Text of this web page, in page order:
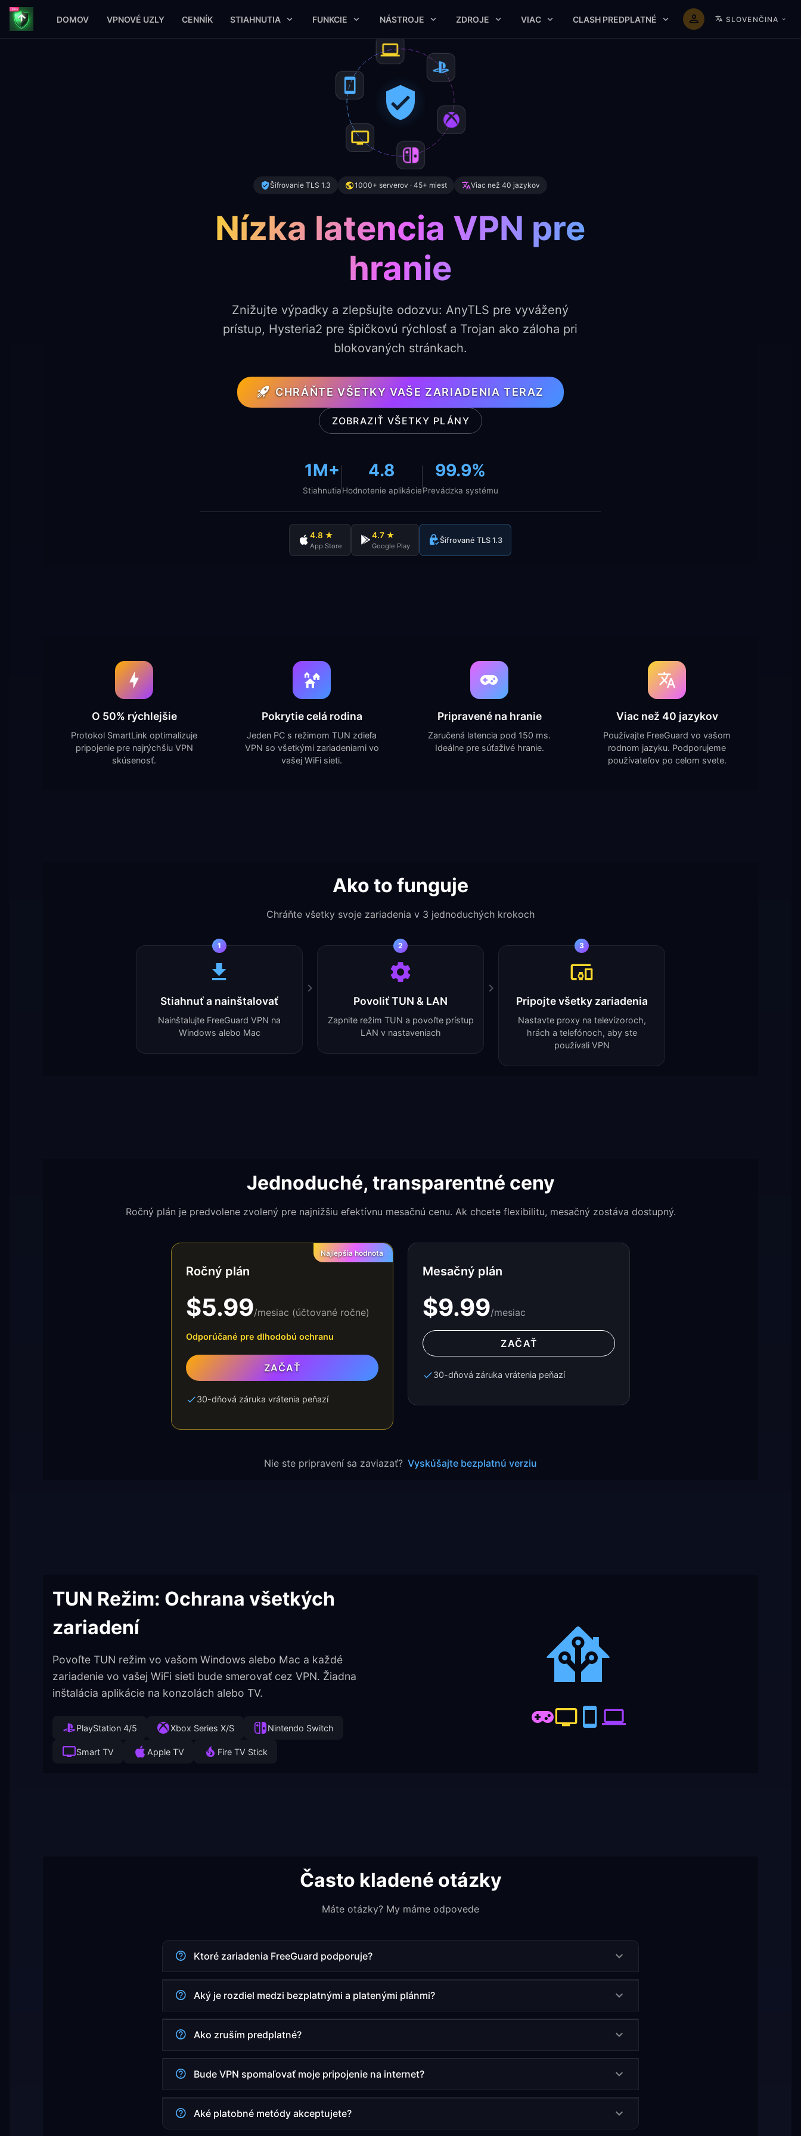
DOMOV VPNOVÉ UZLY CENNÍK STIAHNUTIA FUNKCIE NÁSTROJE ZDROJE VIAC CLASH PREDPLATNÉ SLOVENČINA
Šifrovanie TLS 1.3 1000+ serverov · 45+ miest Viac než 40 jazykov
Nízka latencia VPN pre
hranie
Znižujte výpadky a zlepšujte odozvu: AnyTLS pre vyvážený
prístup, Hysteria2 pre špičkovú rýchlosť a Trojan ako záloha pri
blokovaných stránkach.
CHRÁŇTE VŠETKY VAŠE ZARIADENIA TERAZ
ZOBRAZIŤ VŠETKY PLÁNY
1M+
Stiahnutia
4.8
Hodnotenie aplikácie
99.9%
Prevádzka systému
4.8 ★
App Store
4.7 ★
Google Play
Šifrované TLS 1.3
O 50% rýchlejšie
Protokol SmartLink optimalizuje
pripojenie pre najrýchšiu VPN
skúsenosť.
Pokrytie celá rodina
Jeden PC s režimom TUN zdieľa
VPN so všetkými zariadeniami vo
vašej WiFi sieti.
Pripravené na hranie
Zaručená latencia pod 150 ms.
Ideálne pre súťaživé hranie.
Viac než 40 jazykov
Používajte FreeGuard vo vašom
rodnom jazyku. Podporujeme
používateľov po celom svete.
Ako to funguje
Chráňte všetky svoje zariadenia v 3 jednoduchých krokoch
1
Stiahnuť a nainštalovať
Nainštalujte FreeGuard VPN na
Windows alebo Mac
2
Povoliť TUN & LAN
Zapnite režim TUN a povoľte prístup
LAN v nastaveniach
3
Pripojte všetky zariadenia
Nastavte proxy na televízoroch,
hrách a telefónoch, aby ste
používali VPN
Jednoduché, transparentné ceny
Ročný plán je predvolene zvolený pre najnižšiu efektívnu mesačnú cenu. Ak chcete flexibilitu, mesačný zostáva dostupný.
Najlepšia hodnota
Ročný plán
$5.99/mesiac (účtované ročne)
Odporúčané pre dlhodobú ochranu
ZAČAŤ
30-dňová záruka vrátenia peňazí
Mesačný plán
$9.99/mesiac
ZAČAŤ
30-dňová záruka vrátenia peňazí
Nie ste pripravení sa zaviazať? Vyskúšajte bezplatnú verziu
TUN Režim: Ochrana všetkých
zariadení
Povoľte TUN režim vo vašom Windows alebo Mac a každé
zariadenie vo vašej WiFi sieti bude smerovať cez VPN. Žiadna
inštalácia aplikácie na konzolách alebo TV.
PlayStation 4/5 Xbox Series X/S Nintendo Switch
Smart TV Apple TV Fire TV Stick
Často kladené otázky
Máte otázky? My máme odpovede
Ktoré zariadenia FreeGuard podporuje?
Aký je rozdiel medzi bezplatnými a platenými plánmi?
Ako zruším predplatné?
Bude VPN spomaľovať moje pripojenie na internet?
Aké platobné metódy akceptujete?